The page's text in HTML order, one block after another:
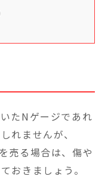
たNゲージであれ
れませんが、
売る場合は、傷や
おきましょう。